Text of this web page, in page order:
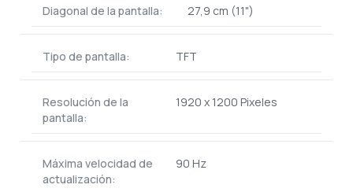
Diagonal de la pantalla: 27,9 cm (11")
Tipo de pantalla: TFT
Resolución de la
pantalla:
1920 x 1200 Pixeles
Máxima velocidad de
actualización:
90 Hz